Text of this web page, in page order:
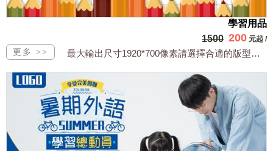
學習用品
1500 200 元起 /
最大輸出尺寸1920*700像素請選擇合適的版型，文字或相關商品圖須由買方提供文...